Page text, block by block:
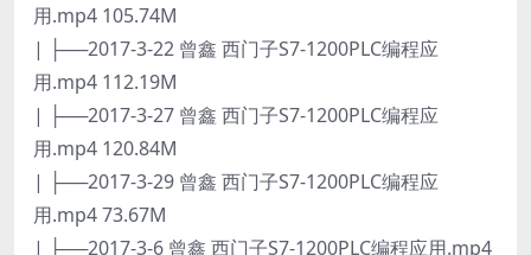
用.mp4 105.74M
| ├──2017-3-22 曾鑫 西门子S7-1200PLC编程应
用.mp4 112.19M
| ├──2017-3-27 曾鑫 西门子S7-1200PLC编程应
用.mp4 120.84M
| ├──2017-3-29 曾鑫 西门子S7-1200PLC编程应
用.mp4 73.67M
| ├──2017-3-6 曾鑫 西门子S7-1200PLC编程应用.mp4